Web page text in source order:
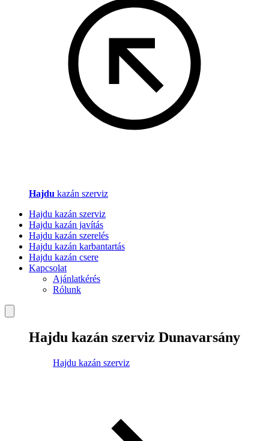
Hajdu kazán szerviz
Hajdu kazán szerviz
Hajdu kazán javítás
Hajdu kazán szerelés
Hajdu kazán karbantartás
Hajdu kazán csere
Kapcsolat
Ajánlatkérés
Rólunk
Hajdu kazán szerviz Dunavarsány
Hajdu kazán szerviz